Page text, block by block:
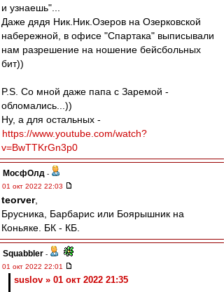
и узнаешь"...
Даже дядя Ник.Ник.Озеров на Озерковской
набережной, в офисе "Спартака" выписывали
нам разрешение на ношение бейсбольных
бит))
P.S. Со мной даже папа с Заремой -
обломались...))
Ну, а для остальных -
https://www.youtube.com/watch?
v=BwTTKrGn3p0
МосфОлд -
01 окт 2022 22:03
teorver,
Брусника, Барбарис или Боярышник на
Коньяке. БК - КБ.
Squabbler -
01 окт 2022 22:01
suslov » 01 окт 2022 21:35